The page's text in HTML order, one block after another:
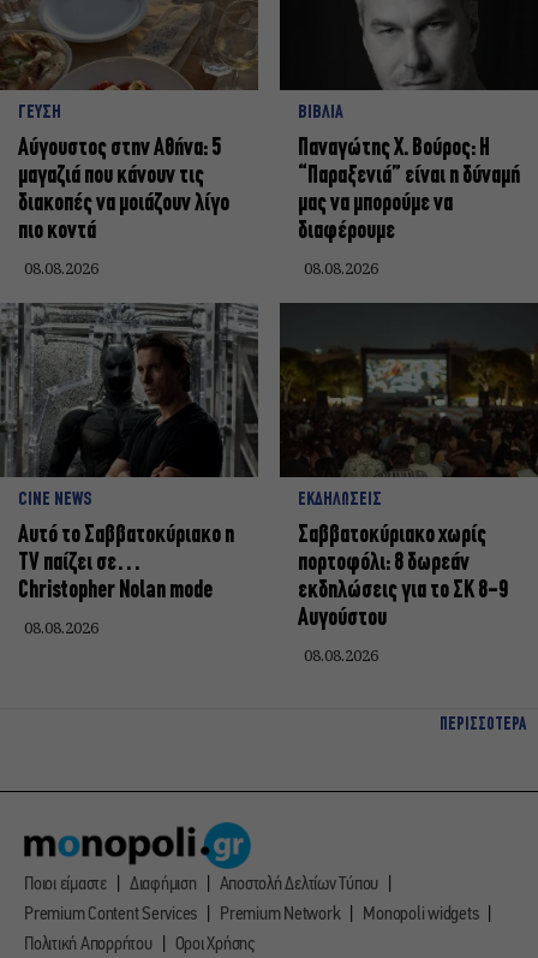
ΓΕΥΣΗ
Αύγουστος στην Αθήνα: 5
μαγαζιά που κάνουν τις
διακοπές να μοιάζουν λίγο
πιο κοντά
08.08.2026
ΒΙΒΛΙΑ
Παναγώτης Χ. Βούρος: Η
“Παραξενιά” είναι η δύναμή
μας να μπορούμε να
διαφέρουμε
08.08.2026
CINE NEWS
Αυτό το Σαββατοκύριακο η
TV παίζει σε…
Christopher Nolan mode
08.08.2026
ΕΚΔΗΛΩΣΕΙΣ
Σαββατοκύριακο χωρίς
πορτοφόλι: 8 δωρεάν
εκδηλώσεις για το ΣΚ 8-9
Αυγούστου
08.08.2026
ΠΕΡΙΣΣΟΤΕΡΑ
Ποιοι είμαστε Διαφήμιση
Αποστολή Δελτίων Τύπου
Premium Content Services
Premium Network
Monopoli widgets
Πολιτική Απορρήτου
Οροι Χρήσης